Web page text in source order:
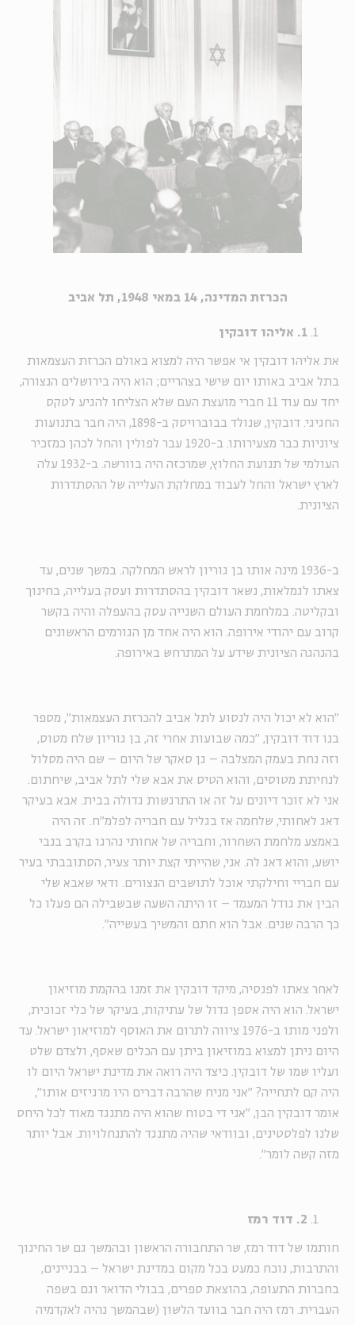
הכרזת המדינה, 14 במאי 1948, תל אביב
1. אליהו דובקין
את אליהו דובקין אי אפשר היה למצוא באולם הכרזת העצמאות
בתל אביב באותו יום שישי בצהריים; הוא היה בירושלים הנצורה,
יחד עם עוד 11 חברי מועצת העם שלא הצליחו להגיע לטקס
החגיגי. דובקין, שנולד בבוברויסק ב-1898, היה חבר בתנועות
ציוניות כבר מצעירותו. ב-1920 עבר לפולין והחל לכהן כמזכיר
העולמי של תנועת החלוץ, שמרכזה היה בוורשה. ב-1932 עלה
לארץ ישראל והחל לעבוד במחלקת העלייה של ההסתדרות
הציונית.
ב-1936 מינה אותו בן גוריון לראש המחלקה. במשך שנים, עד
צאתו לגמלאות, נשאר דובקין בהסתדרות ועסק בעלייה, בחינוך
ובקליטה. במלחמת העולם השנייה עסק בהעפלה והיה בקשר
קרוב עם יהודי אירופה. הוא היה אחד מן הגורמים הראשונים
בהנהגה הציונית שידע על המתרחש באירופה.
"הוא לא יכול היה לנסוע לתל אביב להכרזת העצמאות", מספר
בנו דוד דובקין, "כמה שבועות אחרי זה, בן גוריון שלח מטוס,
וזה נחת בעמק המצלבה – גן סאקר של היום – שם היה מסלול
לנחיתת מטוסים, והוא הטיס את אבא שלי לתל אביב, שיחתום.
אני לא זוכר דיונים על זה או התרגשות גדולה בבית . אבא בעיקר
דאג לאחותי, שלחמה אז בגליל עם חבריה לפלמ"ח. זה היה
באמצע מלחמת השחרור, וחבריה של אחותי נהרגו בקרב בנבי
יושע, והוא דאג לה. אני, שהייתי קצת יותר צעיר, הסתובבתי בעיר
עם חבריי וחילקתי אוכל לתושבים הנצורים. ודאי שאבא שלי
הבין את גודל המעמד – זו היתה השעה שבשבילה הם פעלו כל
כך הרבה שנים. אבל הוא חתם והמשיך בעשייה".
לאחר צאתו לפנסיה, מיקד דובקין את זמנו בהקמת מוזיאון
ישראל. הוא היה אספן גדול של עתיקות, בעיקר של כלי זכוכית,
ולפני מותו ב-1976 ציווה לתרום את האוסף למוזיאון ישראל. עד
היום ניתן למצוא במוזיאון ביתן עם הכלים שאסף, ולצדם שלט
ועליו שמו של דובקין. כיצד היה רואה את מדינת ישראל היום לו
היה קם לתחייה? "אני מניח שהרבה דברים היו מרגיזים אותו",
אומר דובקין הבן, "אני די בטוח שהוא היה מתנגד מאוד לכל היחס
שלנו לפלסטינים, ובוודאי שהיה מתנגד להתנחלויות. אבל יותר
מזה קשה לומר".
2. דוד רמז
חותמו של דוד רמז, שר התחבורה הראשון ובהמשך גם שר החינוך
והתרבות, נוכח כמעט בכל מקום במדינת ישראל – בבניינים,
בחברות התעופה, בהוצאת ספרים, בבולי הדואר וגם בשפה
העברית. רמז היה חבר בוועד הלשון (שבהמשך נהיה לאקדמיה